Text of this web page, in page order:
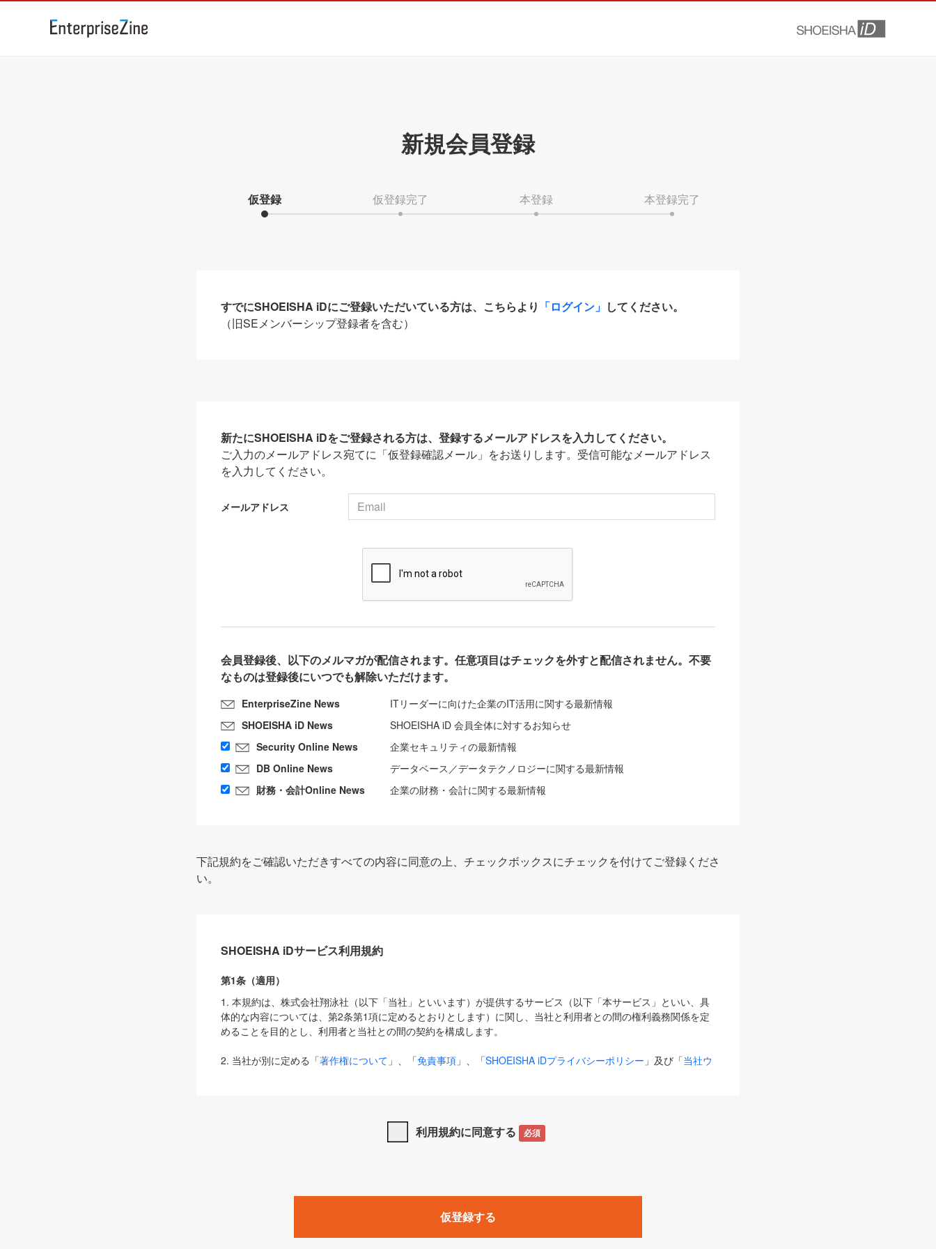
新規会員登録
仮登録 仮登録完了 本登録 本登録完了
すでにSHOEISHA iDにご登録いただいている方は、こちらより 「ログイン」 してください。
（旧SEメンバーシップ登録者を含む）
新たにSHOEISHA iDをご登録される方は、登録するメールアドレスを入力してください。
ご入力のメールアドレス宛てに「仮登録確認メール」をお送りします。受信可能なメールアドレス
を入力してください。
メールアドレス
会員登録後、以下のメルマガが配信されます。任意項目はチェックを外すと配信されません。不要
なものは登録後にいつでも解除いただけます。
EnterpriseZine News
ITリーダーに向けた企業のIT活用に関する最新情報
SHOEISHA iD News
SHOEISHA iD 会員全体に対するお知らせ
Security Online News
企業セキュリティの最新情報
DB Online News
データベース／データテクノロジーに関する最新情報
財務・会計Online News
企業の財務・会計に関する最新情報
下記規約をご確認いただきすべての内容に同意の上、チェックボックスにチェックを付けてご登録くださ
い。
SHOEISHA iDサービス利用規約
第1条（適用）
1. 本規約は、株式会社翔泳社（以下「当社」といいます）が提供するサービス（以下「本サービス」といい、具
体的な内容については、第2条第1項に定めるとおりとします）に関し、当社と利用者との間の権利義務関係を定
めることを目的とし、利用者と当社との間の契約を構成します。
2. 当社が別に定める「著作権について 」、「免責事項 」、「SHOEISHA iDプライバシーポリシー 」及び「当社ウ
は、本規約の規定が優先して適用されるものとします。
1. 「本サービス」とは、当社が提供する以下のサービス（名称や内容が変更された場合、変更後のサービスを含
みます）及びこれらサービスに関連して当社が実施するイベントやキャンペーンをいいます。
「SEBook」「SEShop」「CodeZine」「MarkeZine」「EnterpriseZine」「ECzine」「Biz/Zine」「HRzine」
利用規約に同意する 必須
仮登録する